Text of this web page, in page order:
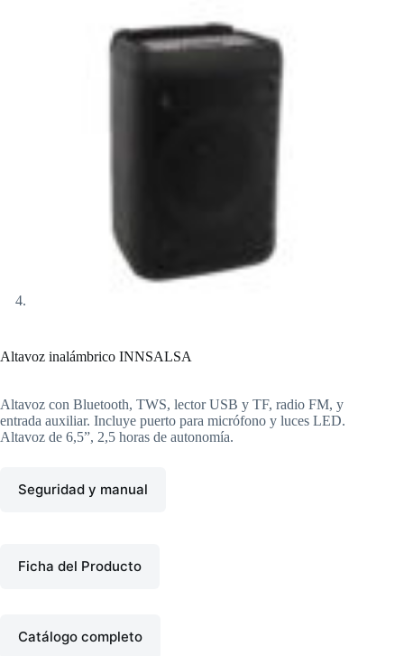
Altavoz inalámbrico INNSALSA
Altavoz con Bluetooth, TWS, lector USB y TF, radio FM, y
entrada auxiliar. Incluye puerto para micrófono y luces LED.
Altavoz de 6,5”, 2,5 horas de autonomía.
Seguridad y manual
Ficha del Producto
Catálogo completo